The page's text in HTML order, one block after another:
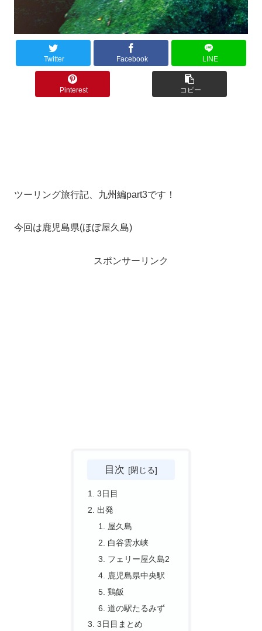
Twitter Facebook LINE
Pinterest コピー
ツーリング旅行記、九州編part3です！
今回は鹿児島県(ほぼ屋久島)
スポンサーリンク
目次
3日目
出発
屋久島
白谷雲水峡
フェリー屋久島2
鹿児島県中央駅
鶏飯
道の駅たるみず
3日目まとめ